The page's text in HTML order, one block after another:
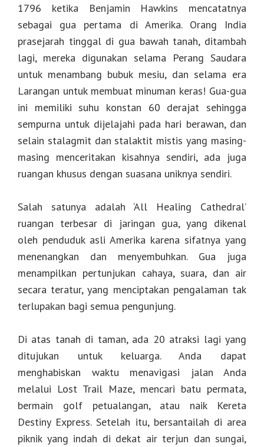
1796 ketika Benjamin Hawkins mencatatnya
sebagai gua pertama di Amerika. Orang India
prasejarah tinggal di gua bawah tanah, ditambah
lagi, mereka digunakan selama Perang Saudara
untuk menambang bubuk mesiu, dan selama era
Larangan untuk membuat minuman keras! Gua-gua
ini memiliki suhu konstan 60 derajat sehingga
sempurna untuk dijelajahi pada hari berawan, dan
selain stalagmit dan stalaktit mistis yang masing-
masing menceritakan kisahnya sendiri, ada juga
ruangan khusus dengan suasana uniknya sendiri.
Salah satunya adalah ‘All Healing Cathedral’
ruangan terbesar di jaringan gua, yang dikenal
oleh penduduk asli Amerika karena sifatnya yang
menenangkan dan menyembuhkan. Gua juga
menampilkan pertunjukan cahaya, suara, dan air
secara teratur, yang menciptakan pengalaman tak
terlupakan bagi semua pengunjung.
Di atas tanah di taman, ada 20 atraksi lagi yang
ditujukan untuk keluarga. Anda dapat
menghabiskan waktu menavigasi jalan Anda
melalui Lost Trail Maze, mencari batu permata,
bermain golf petualangan, atau naik Kereta
Destiny Express. Setelah itu, bersantailah di area
piknik yang indah di dekat air terjun dan sungai,